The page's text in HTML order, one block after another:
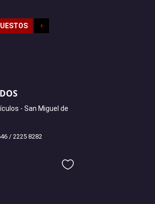
+
- San Miguel de
/ 2225 8282